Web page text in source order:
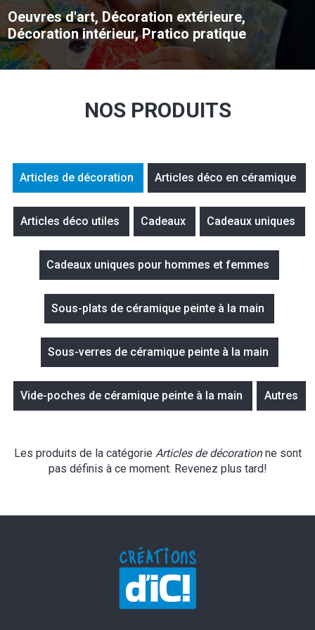
Oeuvres d'art, Décoration extérieure,
Décoration intérieur, Pratico pratique
NOS PRODUITS
Articles de décoration Articles déco en céramique
Articles déco utiles Cadeaux Cadeaux uniques
Cadeaux uniques pour hommes et femmes
Sous-plats de céramique peinte à la main
Sous-verres de céramique peinte à la main
Vide-poches de céramique peinte à la main Autres
Les produits de la catégorie Articles de décorationne sont
pas définis à ce moment. Revenez plus tard!